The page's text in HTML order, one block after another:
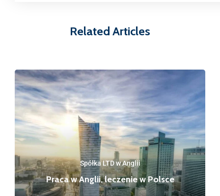
Related Articles
Spółka LTD w Anglii
Praca w Anglii, leczenie w Polsce